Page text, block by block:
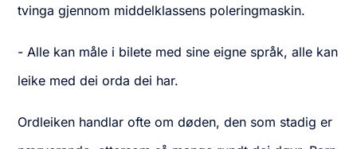
tvinga gjennom middelklassens poleringmaskin.
- Alle kan måle i bilete med sine eigne språk, alle kan
leike med dei orda dei har.
Ordleiken handlar ofte om døden, den som stadig er